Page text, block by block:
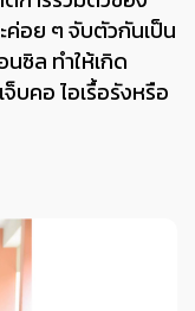
ค่อย ๆ จับตัวกันเป็น
ซิล ทำให้เกิด
บคอ ไอเรื้อรังหรือ